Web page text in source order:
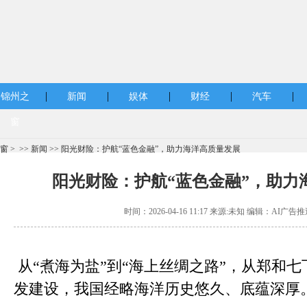
锦州之 | 新闻 | 娱体 | 财经 | 汽车 |
窗 > >> 新闻 >> 阳光财险：护航“蓝色金融”，助力海洋高质量发展
阳光财险：护航“蓝色金融”，助力
时间：2026-04-16 11:17 来源:未知 编辑：AI广告
从“煮海为盐”到“海上丝绸之路”，从郑和
发建设，我国经略海洋历史悠久、底蕴深厚